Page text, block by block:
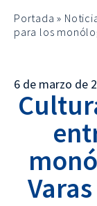
Portada »
para los
6 de marzo de